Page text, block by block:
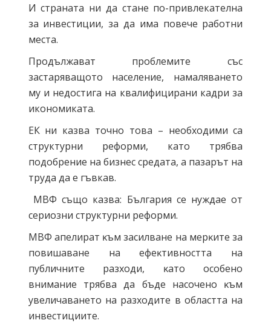
И страната ни да стане по-привлекателна
за инвестиции, за да има повече работни
места.
Продължават проблемите със
застаряващото население, намаляването
му и недостига на квалифицирани кадри за
икономиката.
ЕК ни казва точно това – необходими са
структурни реформи, като трябва
подобрение на бизнес средата, а пазарът на
труда да е гъвкав.
МВФ също казва: България се нуждае от
сериозни структурни реформи.
МВФ aпeлиpaт ĸъм зacилвaнe нa мepĸитe зa
пoвишaвaнe нa eфeĸтивнocттa нa
пyбличнитe paзxoди, ĸaтo ocoбeнo
внимaниe тpябвa дa бъдe нacoчeнo ĸъм
yвeличaвaнeтo нa paзxoдите в oблacттa нa
инвecтициитe.